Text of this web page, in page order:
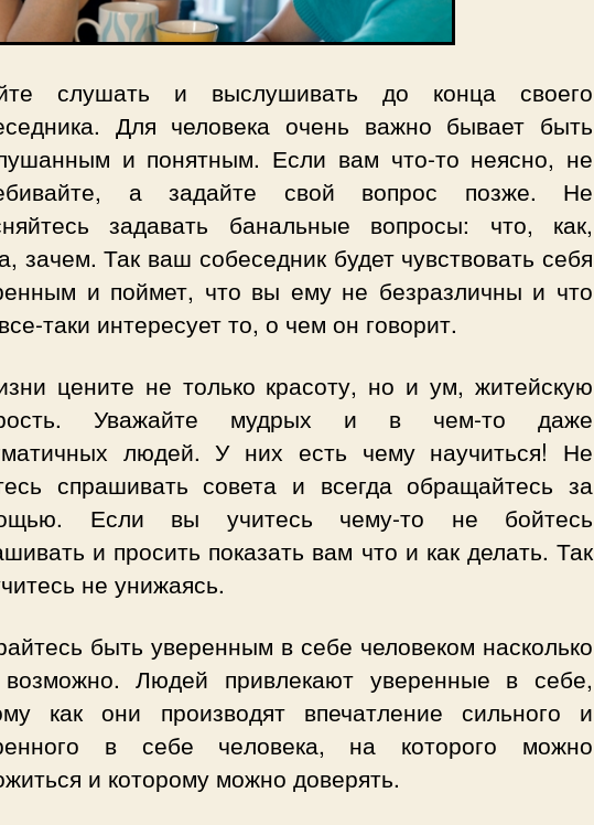
слушать и выслушивать до конца своего
Для человека очень важно бывает быть
и понятным. Если вам что-то неясно, не
а задайте свой вопрос позже. Не
задавать банальные вопросы: что, как,
зачем. Так ваш собеседник будет чувствовать себя
и поймет, что вы ему не безразличны и что
таки интересует то, о чем он говорит.
цените не только красоту, но и ум, житейскую
Уважайте мудрых и в чем-то даже
людей. У них есть чему научиться! Не
спрашивать совета и всегда обращайтесь за
Если вы учитесь чему-то не бойтесь
и просить показать вам что и как делать. Так
не унижаясь.
быть уверенным в себе человеком насколько
Людей привлекают уверенные в себе,
как они производят впечатление сильного и
в себе человека, на которого можно
и которому можно доверять.